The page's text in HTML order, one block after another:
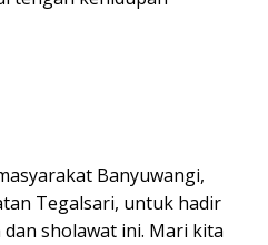
Banyuwangi,
Tegalsari, untuk hadir
sholawat ini. Mari kita